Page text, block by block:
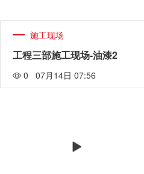
施工现场
工程三部施工现场-油漆2
0 07月14日 07:56